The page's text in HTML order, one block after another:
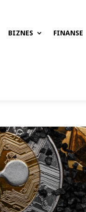
BIZNES FINANSE